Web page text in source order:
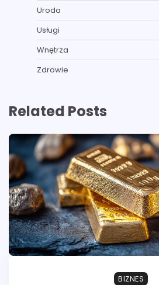
Uroda
Usługi
Wnętrza
Zdrowie
Related Posts
BIZNES